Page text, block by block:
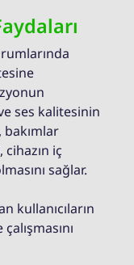
ses kalitesinin
bakımlar
cihazın iç
sağlar.
kullanıcıların